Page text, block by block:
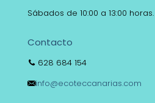
Sábados de 10:00 a 13:00 horas.
Contacto
628 684 154
info@ecoteccanarias.com